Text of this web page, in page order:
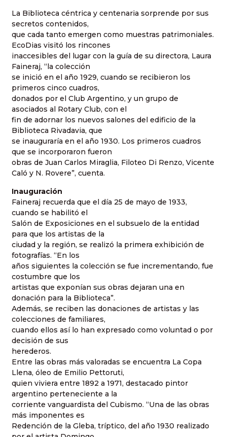
La Biblioteca céntrica y centenaria sorprende por sus
secretos contenidos,
que cada tanto emergen como muestras patrimoniales.
EcoDias visitó los rincones
inaccesibles del lugar con la guía de su directora, Laura
Faineraj, “la colección
se inició en el año 1929, cuando se recibieron los
primeros cinco cuadros,
donados por el Club Argentino, y un grupo de
asociados al Rotary Club, con el
fin de adornar los nuevos salones del edificio de la
Biblioteca Rivadavia, que
se inauguraría en el año 1930. Los primeros cuadros
que se incorporaron fueron
obras de Juan Carlos Miraglia, Filoteo Di Renzo, Vicente
Caló y N. Rovere”, cuenta.
Inauguración
Faineraj recuerda que el día 25 de mayo de 1933,
cuando se habilitó el
Salón de Exposiciones en el subsuelo de la entidad
para que los artistas de la
ciudad y la región, se realizó la primera exhibición de
fotografías. “En los
años siguientes la colección se fue incrementando, fue
costumbre que los
artistas que exponían sus obras dejaran una en
donación para la Biblioteca”.
Además, se reciben las donaciones de artistas y las
colecciones de familiares,
cuando ellos así lo han expresado como voluntad o por
decisión de sus
herederos.
Entre las obras más valoradas se encuentra La Copa
Llena, óleo de Emilio Pettoruti,
quien viviera entre 1892 a 1971, destacado pintor
argentino perteneciente a la
corriente vanguardista del Cubismo. “Una de las obras
más imponentes es
Redención de la Gleba, tríptico, del año 1930 realizado